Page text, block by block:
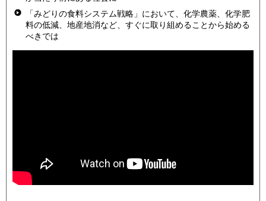
「みどりの食料システム戦略」において、化学農薬、化学肥
料の低減、地産地消など、すぐに取り組めることから始める
べきでは